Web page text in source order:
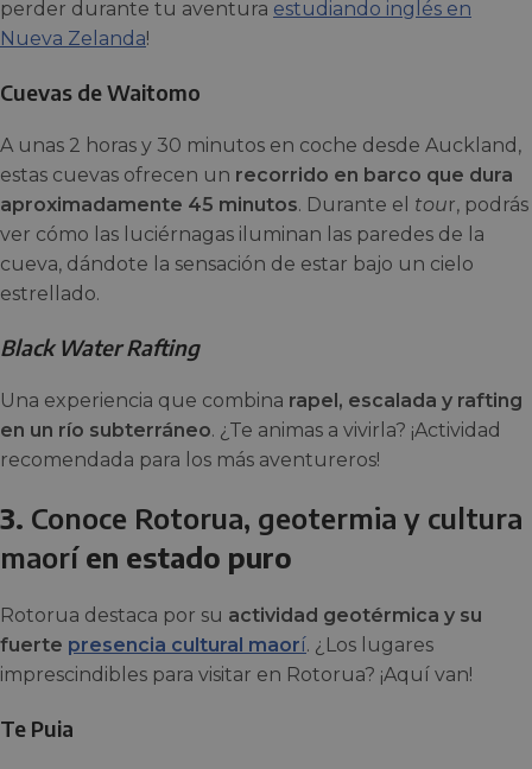
perder durante tu aventura estudiando inglés en
Nueva Zelanda!
Cuevas de Waitomo
A unas 2 horas y 30 minutos en coche desde Auckland,
estas cuevas ofrecen un recorrido en barco que dura
aproximadamente 45 minutos. Durante el tour, podrás
ver cómo las luciérnagas iluminan las paredes de la
cueva, dándote la sensación de estar bajo un cielo
estrellado.
Black Water Rafting
Una experiencia que combina rapel, escalada y rafting
en un río subterráneo. ¿Te animas a vivirla? ¡Actividad
recomendada para los más aventureros!
3. Conoce Rotorua, geotermia y cultura
maoríen estado puro
Rotorua destaca por su actividad geotérmica y su
fuerte presencia cultural maorí. ¿Los lugares
imprescindibles para visitar en Rotorua? ¡Aquí van!
Te Puia